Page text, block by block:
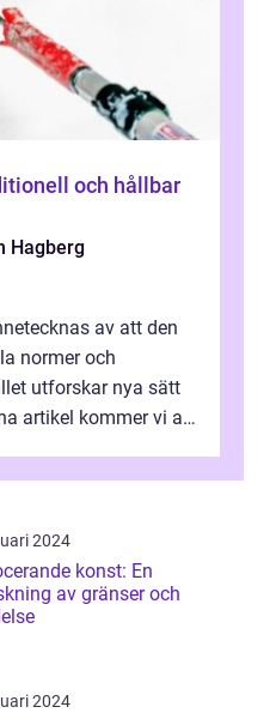
och hållbar
Hagberg
av att den
normer och
utforskar nya sätt
artikel kommer vi att
2024
konst: En
av gränser och
2024